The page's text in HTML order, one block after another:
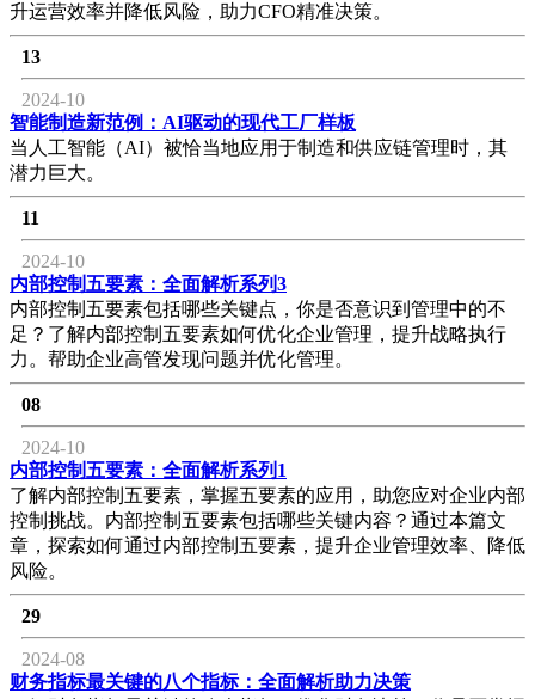
升运营效率并降低风险，助力CFO精准决策。
13
2024-10
智能制造新范例：AI驱动的现代工厂样板
当人工智能（AI）被恰当地应用于制造和供应链管理时，其
潜力巨大。
11
2024-10
内部控制五要素：全面解析系列3
内部控制五要素包括哪些关键点，你是否意识到管理中的不
足？了解内部控制五要素如何优化企业管理，提升战略执行
力。帮助企业高管发现问题并优化管理。
08
2024-10
内部控制五要素：全面解析系列1
了解内部控制五要素，掌握五要素的应用，助您应对企业内部
控制挑战。内部控制五要素包括哪些关键内容？通过本篇文
章，探索如何通过内部控制五要素，提升企业管理效率、降低
风险。
29
2024-08
财务指标最关键的八个指标：全面解析助力决策